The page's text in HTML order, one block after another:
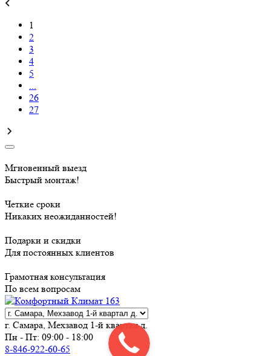
1
2
3
4
5
...
26
27
Мгновенный выезд
Быстрый монтаж!
Четкие сроки
Никаких неожиданностей!
Подарки и скидки
Для постоянных клиентов
Грамотная консультация
По всем вопросам
г. Самара, Мехзавод 1-й квартал д.
Пн - Пт: 09:00 - 18:00
8-846-922-60-65